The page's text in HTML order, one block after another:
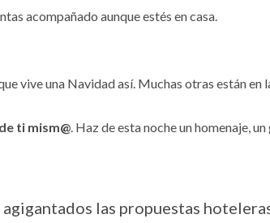
acompañado aunque estés en casa.
vive una Navidad así. Muchas otras están en
ti mism@. Haz de esta noche un homenaje,
las propuestas